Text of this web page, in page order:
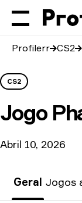
Profilerr CS2
CS2
Jogo
Abril 10, 2026
Geral Jogos